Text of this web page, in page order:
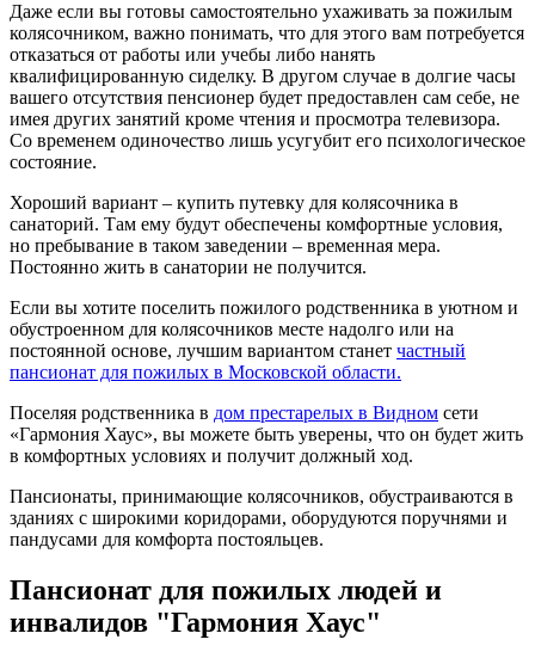
Даже если вы готовы самостоятельно ухаживать за пожилым
колясочником, важно понимать, что для этого вам потребуется
отказаться от работы или учебы либо нанять
квалифицированную сиделку. В другом случае в долгие часы
вашего отсутствия пенсионер будет предоставлен сам себе, не
имея других занятий кроме чтения и просмотра телевизора.
Со временем одиночество лишь усугубит его психологическое
состояние.
Хороший вариант – купить путевку для колясочника в
санаторий. Там ему будут обеспечены комфортные условия,
но пребывание в таком заведении – временная мера.
Постоянно жить в санатории не получится.
Если вы хотите поселить пожилого родственника в уютном и
обустроенном для колясочников месте надолго или на
постоянной основе, лучшим вариантом станет частный
пансионат для пожилых в Московской области.
Поселяя родственника в дом престарелых в Видном сети
«Гармония Хаус», вы можете быть уверены, что он будет жить
в комфортных условиях и получит должный ход.
Пансионаты, принимающие колясочников, обустраиваются в
зданиях с широкими коридорами, оборудуются поручнями и
пандусами для комфорта постояльцев.
Пансионат для пожилых людей и
инвалидов "Гармония Хаус"